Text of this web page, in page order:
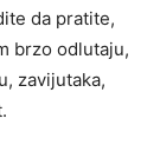
da pratite,
brzo odlutaju,
zavijutaka,